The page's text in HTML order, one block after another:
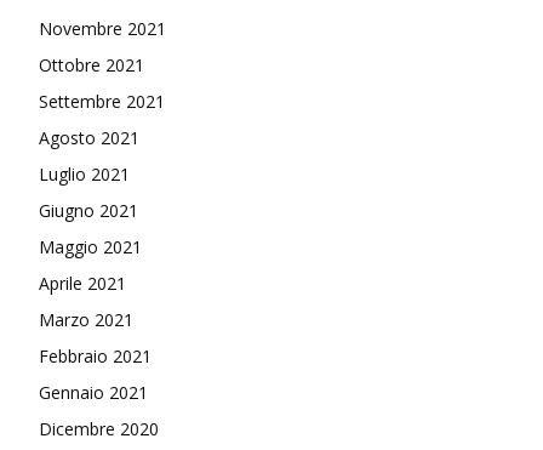
Novembre 2021
Ottobre 2021
Settembre 2021
Agosto 2021
Luglio 2021
Giugno 2021
Maggio 2021
Aprile 2021
Marzo 2021
Febbraio 2021
Gennaio 2021
Dicembre 2020